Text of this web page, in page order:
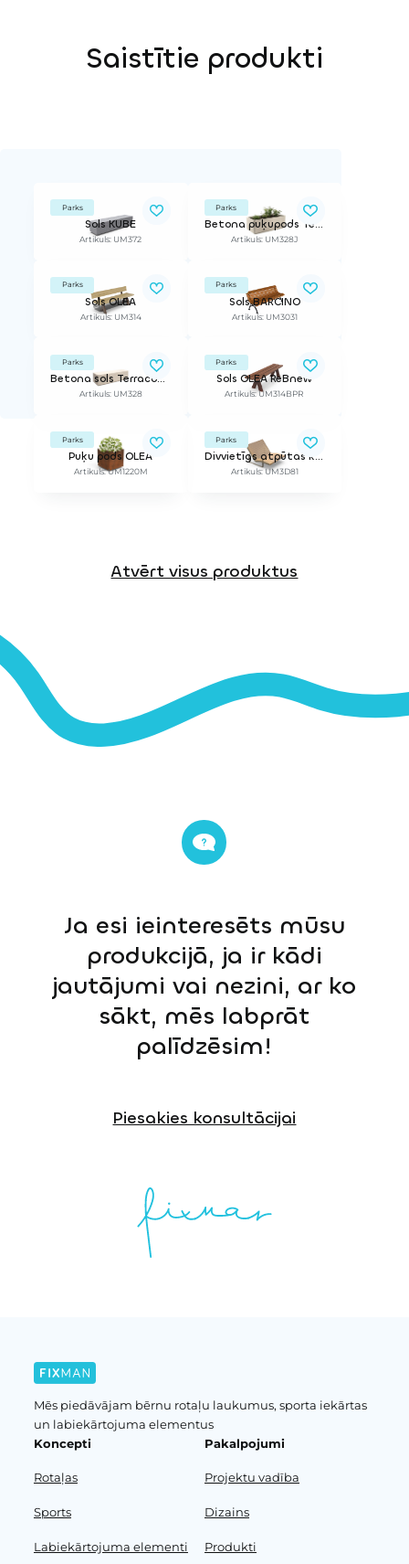
Saistītie produkti
Parks
Sols KUBE
Artikuls: UM372
Parks
Betona puķupods Terracota
Artikuls: UM328J
Parks
Sols OLEA
Artikuls: UM314
Parks
Sols BARCINO
Artikuls: UM3031
Parks
Betona sols Terracota, garš
Artikuls: UM328
Parks
Sols OLEA ReBnew
Artikuls: UM314BPR
Parks
Puķu pods OLEA
Artikuls: UM1220M
Parks
Divvietīgs atpūtas krēsls PIRO
Artikuls: UM3D81
Atvērt visus produktus
Ja esi ieinteresēts mūsu
produkcijā, ja ir kādi
jautājumi vai nezini, ar ko
sākt, mēs labprāt
palīdzēsim!
Piesakies konsultācijai
Mēs piedāvājam bērnu rotaļu laukumus, sporta iekārtas
un labiekārtojuma elementus
Koncepti
Rotaļas
Sports
Labiekārtojuma elementi
Pakalpojumi
Projektu vadība
Dizains
Produkti